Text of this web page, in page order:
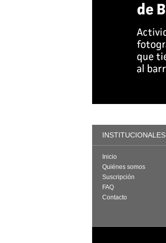
INSTITUCIONALES
Inicio
Quiénes somos
Suscripción
FAQ
Contacto